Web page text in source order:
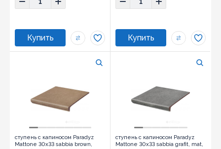
ступень с капиносом Paradyz
Mattone 30x33 sabbia brown,
ступень с капиносом Paradyz
Mattone 30x33 sabbia grafit, mat,